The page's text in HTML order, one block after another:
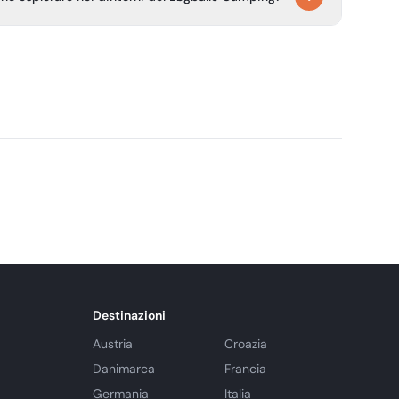
Destinazioni
Austria
Croazia
Danimarca
Francia
Germania
Italia